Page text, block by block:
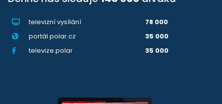
televizní vysílání
78 000
portál polar.cz
35 000
televize.polar
35 000